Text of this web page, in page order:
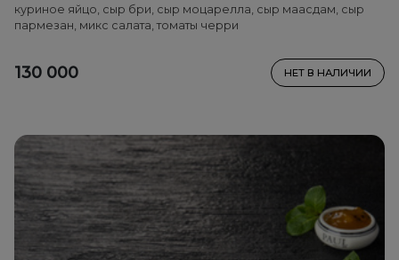
куриное яйцо, сыр бри, сыр моцарелла, сыр маасдам, сыр
пармезан, микс салата, томаты черри
130 000 НЕТ В НАЛИЧИИ